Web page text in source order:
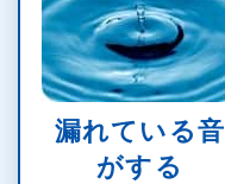
漏れている音
がする